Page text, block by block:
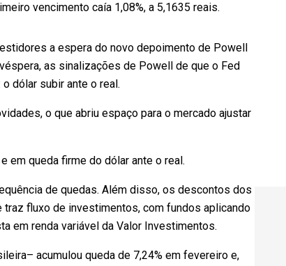
vencimento caía 1,08%, a 5,1635 reais.
a espera do novo depoimento de Powell
as sinalizações de Powell de que o Fed
dólar subir ante o real.
o que abriu espaço para o mercado ajustar
em queda firme do dólar ante o real.
de quedas. Além disso, os descontos dos
fluxo de investimentos, com fundos aplicando
em renda variável da Valor Investimentos.
acumulou queda de 7,24% em fevereiro e,